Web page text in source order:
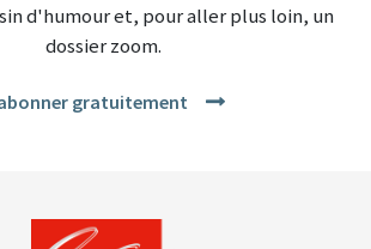
d'humour et, pour aller plus loin, un
dossier zoom.
gratuitement